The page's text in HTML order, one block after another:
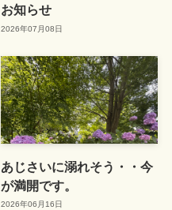
お知らせ
2026年07月08日
あじさいに溺れそう・・今
が満開です。
2026年06月16日